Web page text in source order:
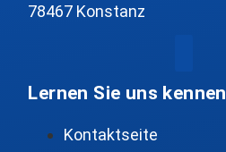
78467 Konstanz
Lernen Sie uns kennen
Kontaktseite